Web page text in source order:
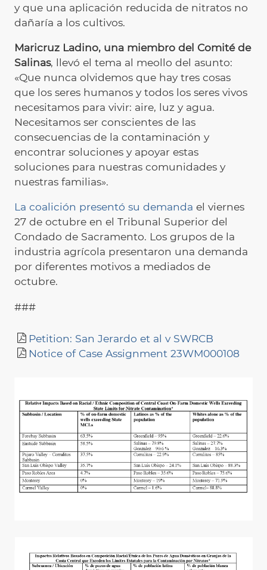
y que una aplicación reducida de nitratos no
dañaría a los cultivos.
Maricruz Ladino, una miembro del Comité de
Salinas, llevó el tema al meollo del asunto:
«Que nunca olvidemos que hay tres cosas
que los seres humanos y todos los seres vivos
necesitamos para vivir: aire, luz y agua.
Necesitamos ser conscientes de las
consecuencias de la contaminación y
encontrar soluciones y apoyar estas
soluciones para nuestras comunidades y
nuestras familias».
La coalición presentó su demanda el viernes
27 de octubre en el Tribunal Superior del
Condado de Sacramento. Los grupos de la
industria agrícola presentaron una demanda
por diferentes motivos a mediados de
octubre.
###
Petition: San Jerardo et al v SWRCB
Notice of Case Assignment 23WM000108